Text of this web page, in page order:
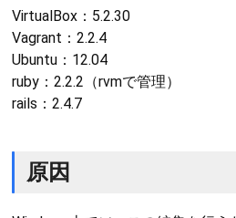
VirtualBox：5.2.30
Vagrant：2.2.4
Ubuntu：12.04
ruby：2.2.2（rvmで管理）
rails：2.4.7
原因